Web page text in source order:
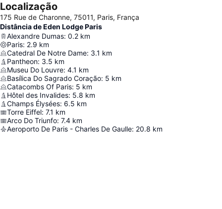
Localização
175 Rue de Charonne, 75011, Paris, França
Distância de Eden Lodge Paris
Alexandre Dumas: 0.2 km
Paris: 2.9 km
Catedral De Notre Dame: 3.1 km
Pantheon: 3.5 km
Museu Do Louvre: 4.1 km
Basílica Do Sagrado Coração: 5 km
Catacombs Of Paris: 5 km
Hôtel des Invalides: 5.8 km
Champs Élysées: 6.5 km
Torre Eiffel: 7.1 km
Arco Do Triunfo: 7.4 km
Aeroporto De Paris - Charles De Gaulle: 20.8 km